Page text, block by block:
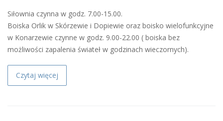
Siłownia czynna w godz. 7.00-15.00.
Boiska Orlik w Skórzewie i Dopiewie oraz boisko wielofunkcyjne
w Konarzewie czynne w godz. 9.00-22.00 ( boiska bez
możliwości zapalenia świateł w godzinach wieczornych).
Czytaj więcej